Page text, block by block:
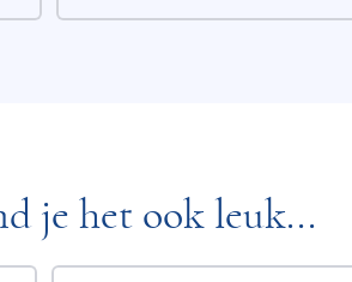
je het ook leuk...